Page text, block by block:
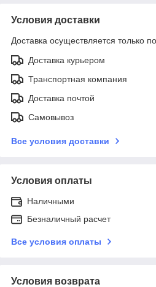
Условия доставки
Доставка осуществляется только
Доставка курьером
Транспортная компания
Доставка почтой
Самовывоз
Все условия доставки
Условия оплаты
Наличными
Безналичный расчет
Все условия оплаты
Условия возврата